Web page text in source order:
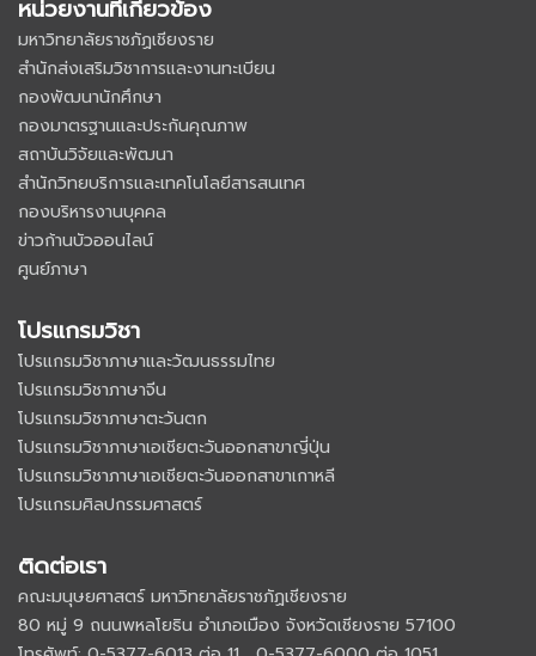
หน่วยงานที่เกี่ยวข้อง
มหาวิทยาลัยราชภัฏเชียงราย
สำนักส่งเสริมวิชาการและงานทะเบียน
กองพัฒนานักศึกษา
กองมาตรฐานและประกันคุณภาพ
สถาบันวิจัยและพัฒนา
สำนักวิทยบริการและเทคโนโลยีสารสนเทศ
กองบริหารงานบุคคล
ข่าวก้านบัวออนไลน์
ศูนย์ภาษา
โปรแกรมวิชา
โปรแกรมวิชาภาษาและวัฒนธรรมไทย
โปรแกรมวิชาภาษาจีน
โปรแกรมวิชาภาษาตะวันตก
โปรแกรมวิชาภาษาเอเชียตะวันออกสาขาญี่ปุ่น
โปรแกรมวิชาภาษาเอเชียตะวันออกสาขาเกาหลี
โปรแกรมศิลปกรรมศาสตร์
ติดต่อเรา
คณะมนุษยศาสตร์ มหาวิทยาลัยราชภัฏเชียงราย
80 หมู่ 9 ถนนพหลโยธิน อำเภอเมือง จังหวัดเชียงราย 57100